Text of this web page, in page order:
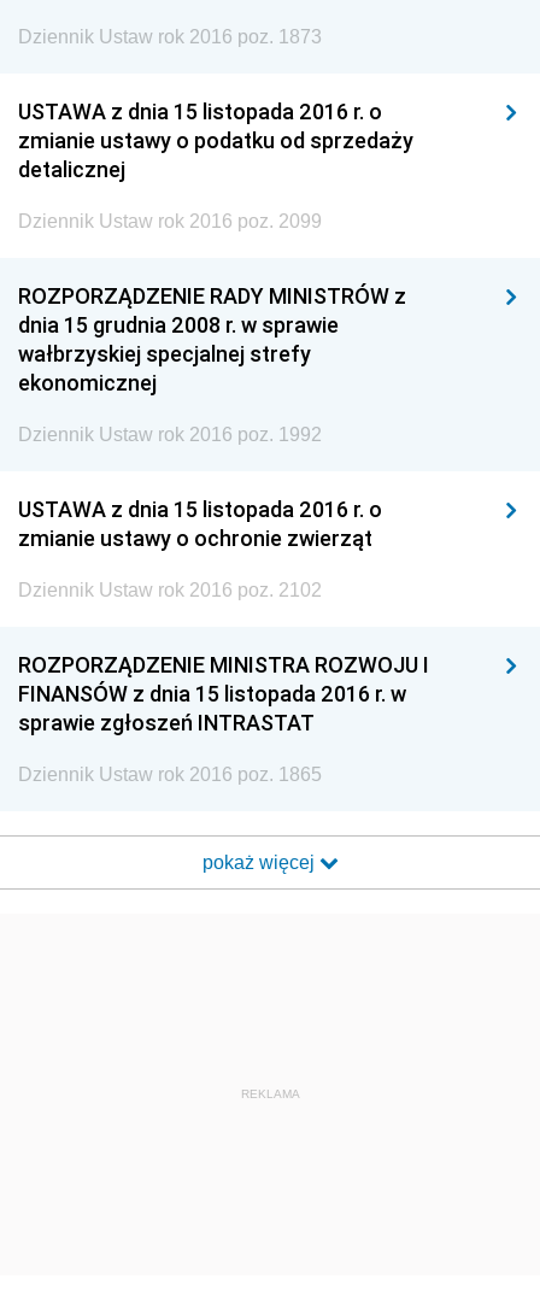
Dziennik Ustaw rok 2016 poz. 1873
USTAWA z dnia 15 listopada 2016 r. o
zmianie ustawy o podatku od sprzedaży
detalicznej
Dziennik Ustaw rok 2016 poz. 2099
ROZPORZĄDZENIE RADY MINISTRÓW z
dnia 15 grudnia 2008 r. w sprawie
wałbrzyskiej specjalnej strefy
ekonomicznej
Dziennik Ustaw rok 2016 poz. 1992
USTAWA z dnia 15 listopada 2016 r. o
zmianie ustawy o ochronie zwierząt
Dziennik Ustaw rok 2016 poz. 2102
ROZPORZĄDZENIE MINISTRA ROZWOJU I
FINANSÓW z dnia 15 listopada 2016 r. w
sprawie zgłoszeń INTRASTAT
Dziennik Ustaw rok 2016 poz. 1865
pokaż więcej
REKLAMA